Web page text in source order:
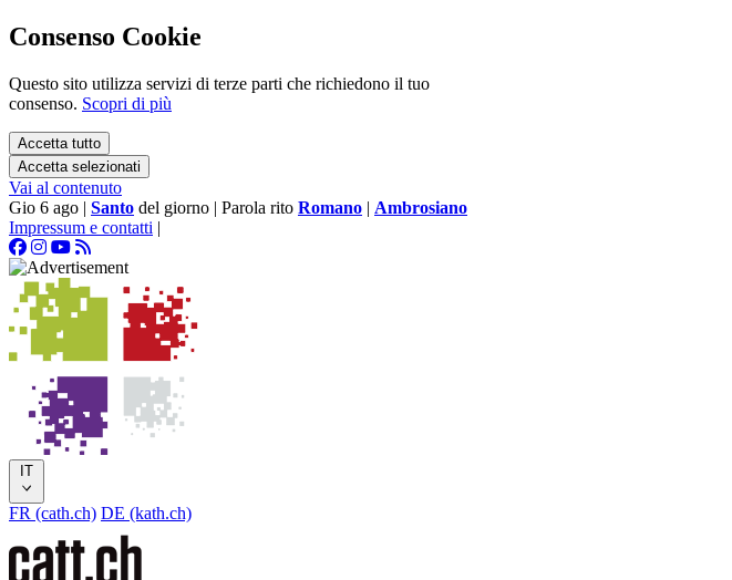
Consenso Cookie
Questo sito utilizza servizi di terze parti che richiedono il tuo
consenso. Scopri di più
Accetta tutto
Accetta selezionati
Vai al contenuto
Gio 6 ago | Santo del giorno | Parola rito Romano | Ambrosiano
Impressum e contatti |
IT
FR (cath.ch) DE (kath.ch)